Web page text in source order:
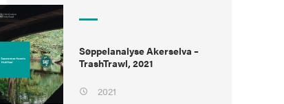
Søppelanalyse Akerselva –
TrashTrawl, 2021
2021